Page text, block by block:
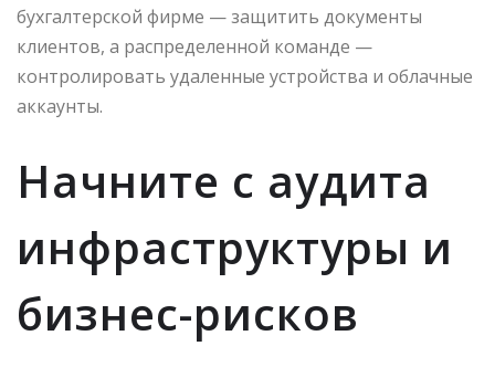
бухгалтерской фирме — защитить документы
клиентов, а распределенной команде —
контролировать удаленные устройства и облачные
аккаунты.
Начните с аудита
инфраструктуры и
бизнес-рисков